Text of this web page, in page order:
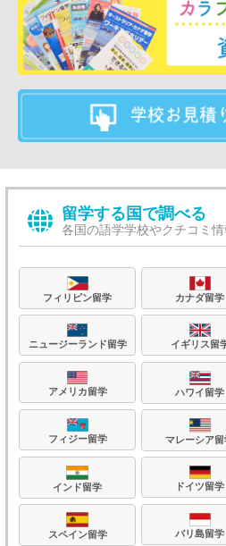
留学する国で調べる
各国の語学学校やクチコミ情
フィリピン留学 カナダ留学
ニュージーランド留学 イギリス留
アメリカ留学 ハワイ留学
フィジー留学 マレーシア
インド留学 ドイツ留学
スペイン留学 バリ島留学